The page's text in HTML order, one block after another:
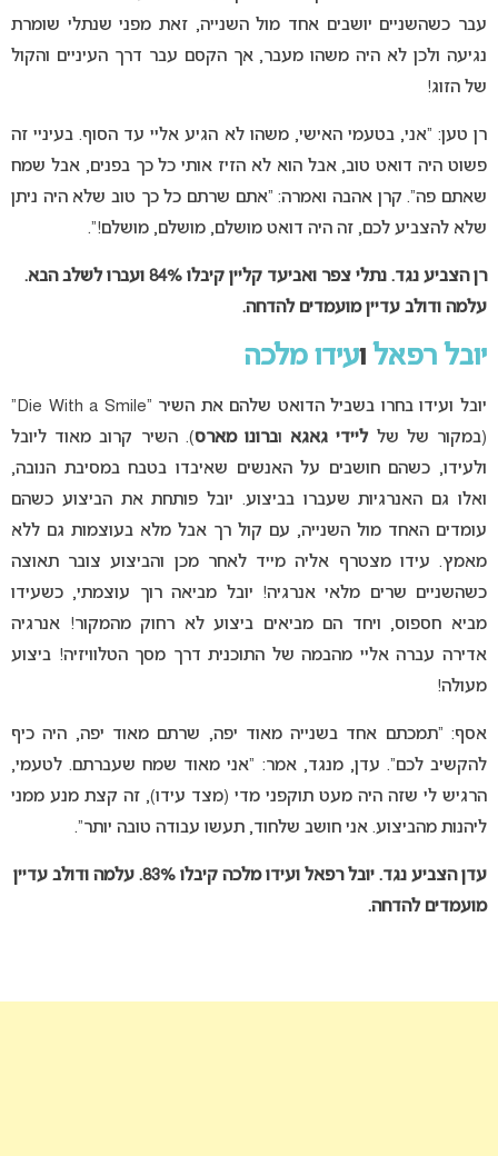
עבר כשהשניים יושבים אחד מול השנייה, זאת מפני שנתלי שומרת
נגיעה ולכן לא היה משהו מעבר, אך הקסם עבר דרך העיניים והקול
של הזוג!
רן טען: “אני, בטעמי האישי, משהו לא הגיע אליי עד הסוף. בעיניי זה
פשוט היה דואט טוב, אבל הוא לא הזיז אותי כל כך בפנים, אבל שמח
שאתם פה”. קרן אהבה ואמרה: “אתם שרתם כל כך טוב שלא היה ניתן
שלא להצביע לכם, זה היה דואט מושלם, מושלם, מושלם!”.
רן הצביע נגד. נתלי צפר ואביעד קליין
קיבלו 84% ועברו לשלב הבא.
עלמה ודולב עדיין מועמדים להדחה.
יובל רפאלועידו מלכה
יובל ועידו בחרו בשביל הדואט שלהם את השיר “Die With a Smile”
(במקור של של ליידי גאגאו ברונו מארס). השיר קרוב מאוד ליובל
ולעידו, כשהם חושבים על האנשים שאיבדו בטבח במסיבת הנובה,
ואלו גם האנרגיות שעברו בביצוע. יובל פותחת את הביצוע כשהם
עומדים האחד מול השנייה, עם קול רך אבל מלא בעוצמות גם ללא
מאמץ. עידו מצטרף אליה מייד לאחר מכן והביצוע צובר תאוצה
כשהשניים שרים מלאי אנרגיה! יובל מביאה רוך עוצמתי, כשעידו
מביא חספוס, ויחד הם מביאים ביצוע לא רחוק מהמקור! אנרגיה
אדירה עברה אליי מהבמה של התוכנית דרך מסך הטלוויזיה! ביצוע
מעולה!
אסף: “תמכתם אחד בשנייה מאוד יפה, שרתם מאוד יפה, היה כיף
להקשיב לכם”. עדן, מנגד, אמר: “אני מאוד שמח שעברתם. לטעמי,
הרגיש לי שזה היה מעט תוקפני מדי (מצד עידו), זה קצת מנע ממני
ליהנות מהביצוע. אני חושב שלחוד, תעשו עבודה טובה יותר”.
עדן הצביע נגד. יובל רפאל ועידו מלכה
קיבלו 83%. עלמה ודולב עדיין
מועמדים להדחה.